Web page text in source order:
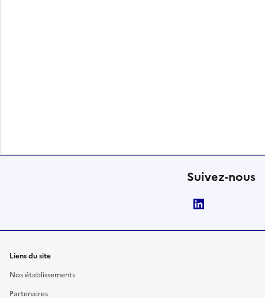
Suivez-nous
Liens du site
Nos établissements
Partenaires